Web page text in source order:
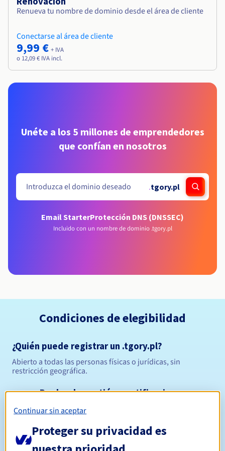
Renueva tu nombre de dominio desde el área de cliente
Conectarse al área de cliente
9,99 € + IVA
o 12,09 € IVA incl.
Unéte a los 5 millones de emprendedores
que confían en nosotros
.tgory.pl
Email StarterProtección DNS (DNSSEC)
Incluido con un nombre de dominio .tgory.pl
Condiciones de elegibilidad
¿Quién puede registrar un .tgory.pl?
Abierto a todas las personas físicas o jurídicas, sin
restricción geográfica.
Reglas de gestión y notificaciones
Continuar sin aceptar
Proteger su privacidad es